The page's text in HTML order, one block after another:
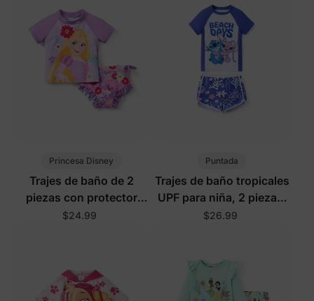
Princesa Disney
Trajes de baño de 2
piezas con protector
solar para niña pequeña
$24.99
Puntada
Trajes de baño tropicales
UPF para niña, 2 piezas,
color púrpura
$26.99